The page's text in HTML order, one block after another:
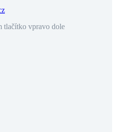
tlačítko vpravo dole